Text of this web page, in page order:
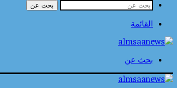
بحث عن
القائمة
بحث عن